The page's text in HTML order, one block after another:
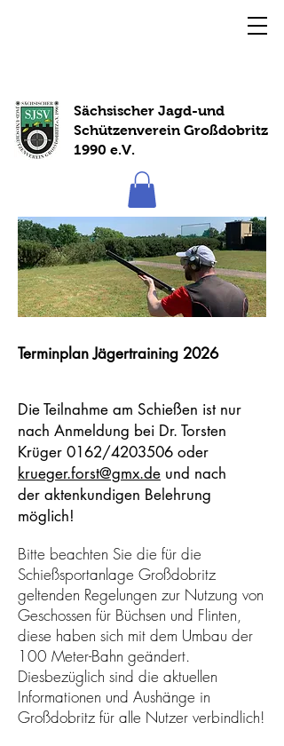
Sächsischer Jagd-und
Schützenverein Großdobritz
1990 e.V.
Terminplan Jägertraining 2026
Die Teilnahme am Schießen ist nur
nach Anmeldung bei Dr. Torsten
Krüger 0162/4203506 oder
krueger.forst@gmx.de und nach
der aktenkundigen Belehrung
möglich!
Bitte beachten Sie die für die
Schießsportanlage Großdobritz
geltenden Regelungen zur Nutzung von
Geschossen für Büchsen und Flinten,
diese haben sich mit dem Umbau der
100 Meter-Bahn geändert.
Diesbezüglich sind die aktuellen
Informationen und Aushänge in
Großdobritz für alle Nutzer verbindlich!